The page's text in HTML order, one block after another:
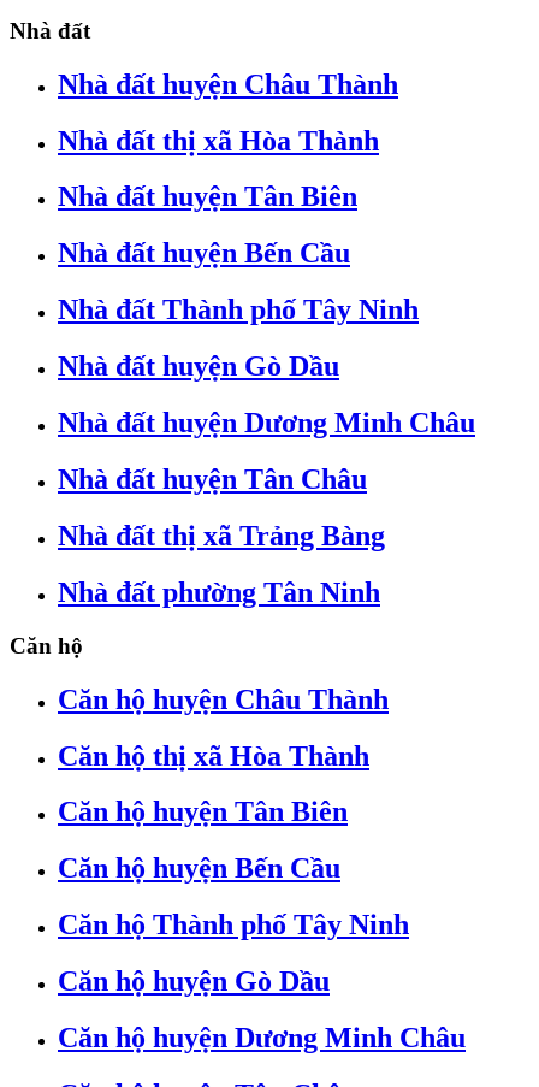
Nhà đất
Nhà đất huyện Châu Thành
Nhà đất thị xã Hòa Thành
Nhà đất huyện Tân Biên
Nhà đất huyện Bến Cầu
Nhà đất Thành phố Tây Ninh
Nhà đất huyện Gò Dầu
Nhà đất huyện Dương Minh Châu
Nhà đất huyện Tân Châu
Nhà đất thị xã Trảng Bàng
Nhà đất phường Tân Ninh
Căn hộ
Căn hộ huyện Châu Thành
Căn hộ thị xã Hòa Thành
Căn hộ huyện Tân Biên
Căn hộ huyện Bến Cầu
Căn hộ Thành phố Tây Ninh
Căn hộ huyện Gò Dầu
Căn hộ huyện Dương Minh Châu